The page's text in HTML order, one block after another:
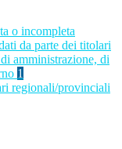
o incompleta
da parte dei titolari
amministrazione, di
1
regionali/provinciali